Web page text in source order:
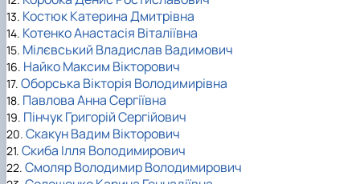
13. Костюк Катерина Дмитрівна
14. Котенко Анастасія Віталіївна
15. Мілєвський Владислав Вадимович
16. Найко Максим Вікторович
17. Оборська Вікторія Володимирівна
18. Павлова Анна Сергіївна
19. Пінчук Григорій Сергійович
20. Скакун Вадим Вікторович
21. Скиба Ілля Володимирович
22. Смоляр Володимир Володимирович